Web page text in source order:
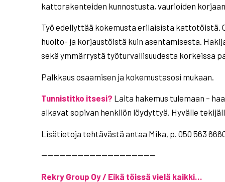
kattorakenteiden kunnostusta, vaurioiden
Työ edellyttää kokemusta erilaisista kattotöistä.
huolto- ja korjaustöistä kuin asentamisesta.
sekä ymmärrystä työturvallisuudesta korkeissa
Palkkaus osaamisen ja kokemustasosi mukaan.
Tunnistitko itsesi? Laita hakemus tulemaan –
alkavat sopivan henkilön löydyttyä. Hyvälle
Lisätietoja tehtävästä antaa Mika, p. 050 563
———————————————————
Rekry Group Oy / Eikä töissä vielä kaikki…